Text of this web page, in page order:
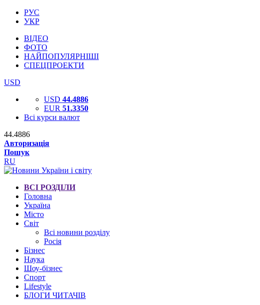
РУС
УКР
ВІДЕО
ФОТО
НАЙПОПУЛЯРНІШІ
СПЕЦПРОЕКТИ
USD
USD 44.4886
EUR 51.3350
Всі курси валют
44.4886
Авторизація
Пошук
RU
ВСІ РОЗДІЛИ
Головна
Україна
Місто
Світ
Всі новини розділу
Росія
Бізнес
Наука
Шоу-бізнес
Спорт
Lifestyle
БЛОГИ ЧИТАЧІВ